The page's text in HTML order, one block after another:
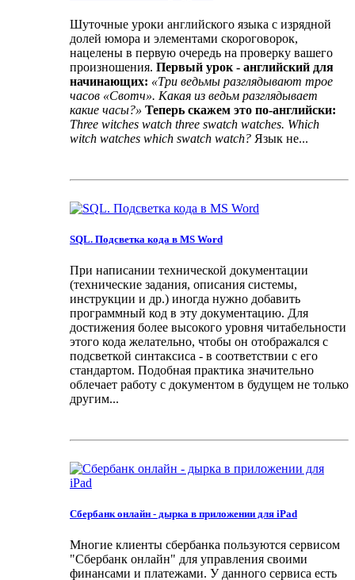
Шуточные уроки английского языка с изрядной
долей юмора и элементами скороговорок,
нацелены в первую очередь на проверку вашего
произношения. Первый урок - английский для
начинающих: «Три ведьмы разглядывают трое
часов «Свотч». Какая из ведьм разглядывает
какие часы?» Теперь скажем это по-английски:
Three witches watch three swatch watches. Which
witch watches which swatch watch? Язык не...
SQL. Подсветка кода в MS Word
При написании технической документации
(технические задания, описания системы,
инструкции и др.) иногда нужно добавить
программный код в эту документацию. Для
достижения более высокого уровня читабельности
этого кода желательно, чтобы он отображался с
подсветкой синтаксиса - в соответствии с его
стандартом. Подобная практика значительно
облечает работу с документом в будущем не только
другим...
Сбербанк онлайн - дырка в приложении для iPad
Многие клиенты сбербанка пользуются сервисом
"Сбербанк онлайн" для управления своими
финансами и платежами. У данного сервиса есть